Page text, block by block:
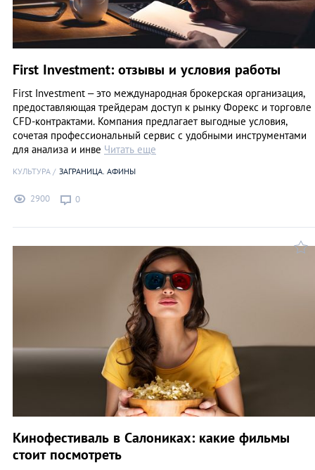
First Investment: отзывы и условия работы
First Investment – это международная брокерская организация,
предоставляющая трейдерам доступ к рынку Форекс и торговле
CFD-контрактами. Компания предлагает выгодные условия,
сочетая профессиональный сервис с удобными инструментами
для анализа и инве Читать еще
КУЛЬТУРА ЗАГРАНИЦА. АФИНЫ
2900 0
Кинофестиваль в Салониках: какие фильмы
стоит посмотреть